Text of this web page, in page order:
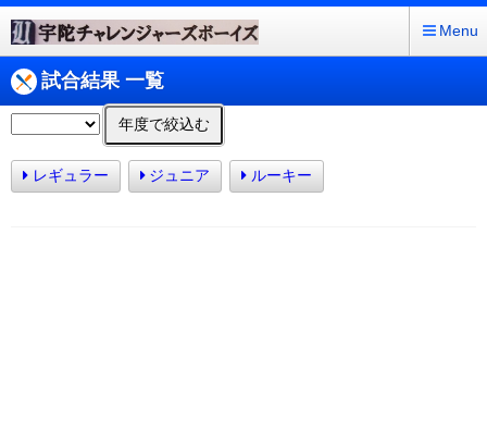
Menu
試合結果 一覧
年度で絞込む
レギュラー ジュニア ルーキー